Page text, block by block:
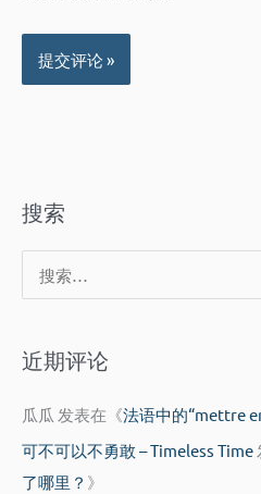
搜索
索
近期评论
瓜瓜 发表在《法语中的“mettre
可不可以不勇敢 – Timeless Time
了哪里？ 》